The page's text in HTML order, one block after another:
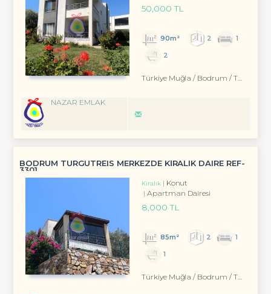
50,000 TL
90m² 2
1
2
Türkiye Muğla / Bodrum / Turgutreis
NAZAR EMLAK
BODRUM TURGUTREIS MERKEZDE KİRALIK DAIRE REF-
3301
Kiralık
Konut
Apartman Dairesi
8,000 TL
85m² 2
1
1
Türkiye Muğla / Bodrum / Turgutreis